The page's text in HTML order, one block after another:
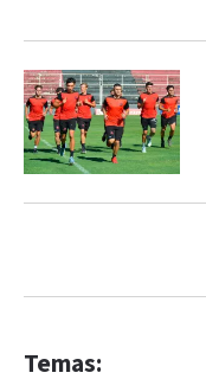
Temas: